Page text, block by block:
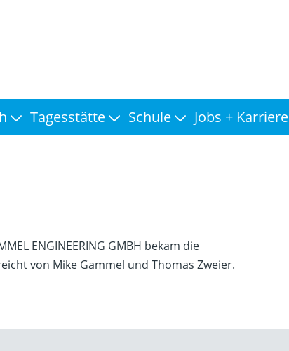
Tagesstätte Schule Jobs + Karriere
ENGINEERING GMBH bekam die
von Mike Gammel und Thomas Zweier.